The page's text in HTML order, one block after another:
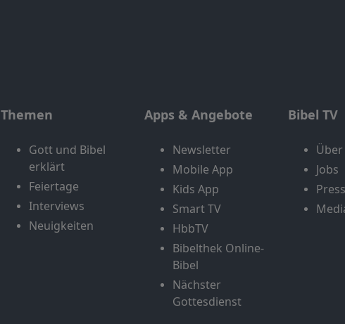
Themen
Gott und Bibel
erklärt
Feiertage
Interviews
Neuigkeiten
Apps & Angebote
Newsletter
Mobile App
Kids App
Smart TV
HbbTV
Bibelthek Online-
Bibel
Nächster
Gottesdienst
Bibel TV
Jobs